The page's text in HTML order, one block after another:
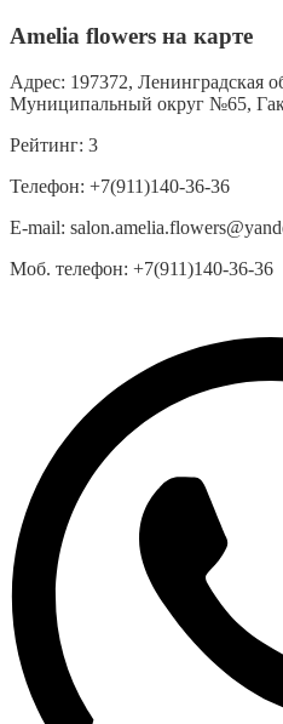
Amelia flowers на карте
Адрес: 197372, Ленинградская
Муниципальный округ №65,
Рейтинг: 3
Телефон: +7(911)140-36-36
E-mail:
Моб. телефон: +7(911)140-36-36